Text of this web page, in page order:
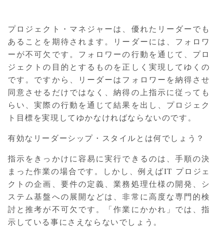
プロジェクト・マネジャーは、優れたリーダーでも
あることを期待されます。リーダーには、フォロワ
ーが不可欠です。フォロワーの行動を通じて、プロ
ジェクトの目的とするものを正しく実現してゆくの
です。ですから、リーダーはフォロワーを納得させ
同意させるだけではなく、納得の上指示に従っても
らい、実際の行動を通じて結果を出し、プロジェク
ト目標を実現してゆかなければならないのです。
有効なリーダーシップ・スタイルとは何でしょう？
指示をきっかけに容易に実行できるのは、手順の決
まった作業の場合です。しかし、例えばIT プロジェ
クトの企画、要件の定義、業務処理仕様の開発、シ
ステム基盤への展開などは、非常に高度な専門的検
討と推考が不可欠です。「作業にかかれ」では、指
示している事にさえならないでしょう。